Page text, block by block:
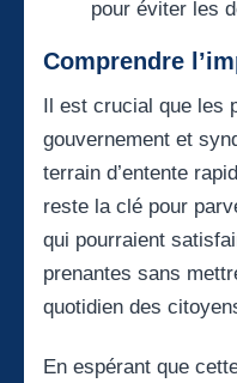
pour éviter les
Comprendre
Il est crucial que les
gouvernement et
terrain d’entente
reste la clé pour
qui pourraient
prenantes sans
quotidien des
En espérant que